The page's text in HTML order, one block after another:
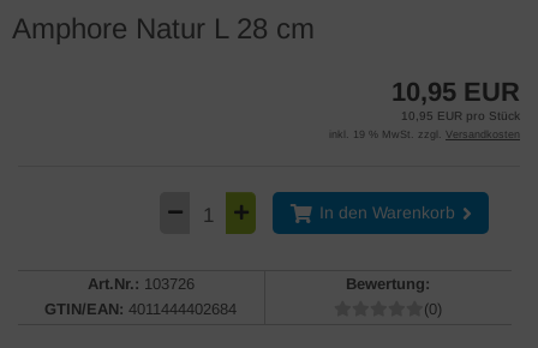
Amphore Natur L 28 cm
10,95 EUR
10,95 EUR pro Stück
inkl. 19 % MwSt. zzgl. Versandkosten
In den Warenkorb
Art.Nr.: 103726
GTIN/EAN: 4011444402684
Bewertung:
(0)